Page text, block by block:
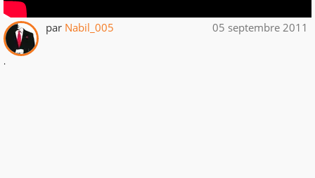
par Nabil_005 05 septembre 2011
.